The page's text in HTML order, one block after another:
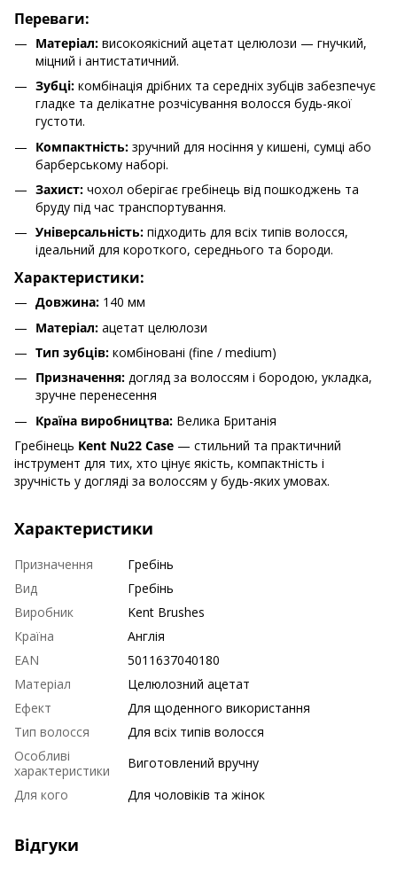
Переваги:
Матеріал: високоякісний ацетат целюлози — гнучкий,
міцний і антистатичний.
Зубці: комбінація дрібних та середніх зубців забезпечує
гладке та делікатне розчісування волосся будь-якої
густоти.
Компактність: зручний для носіння у кишені, сумці або
барберському наборі.
Захист: чохол оберігає гребінець від пошкоджень та
бруду під час транспортування.
Універсальність: підходить для всіх типів волосся,
ідеальний для короткого, середнього та бороди.
Характеристики:
Довжина: 140 мм
Матеріал: ацетат целюлози
Тип зубців: комбіновані (fine / medium)
Призначення: догляд за волоссям і бородою, укладка,
зручне перенесення
Країна виробництва: Велика Британія
Гребінець Kent Nu22 Case — стильний та практичний
інструмент для тих, хто цінує якість, компактність і
зручність у догляді за волоссям у будь-яких умовах.
Характеристики
Призначення
Гребінь
Вид
Гребінь
Виробник
Kent Brushes
Країна
Англія
EAN
5011637040180
Матеріал
Целюлозний ацетат
Ефект
Для щоденного використання
Тип волосся
Для всіх типів волосся
Особливі
характеристики
Виготовлений вручну
Для кого
Для чоловіків та жінок
Відгуки